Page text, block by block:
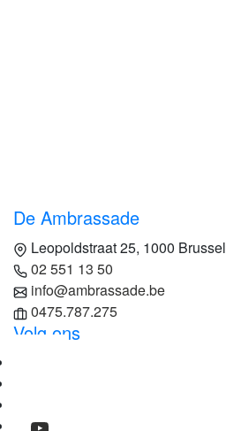
De Ambrassade
Leopoldstraat 25, 1000 Brussel
02 551 13 50
info@ambrassade.be
0475.787.275
Volg ons